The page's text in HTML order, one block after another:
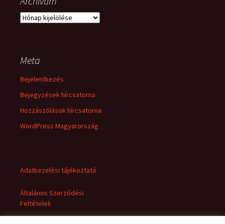
Archívum
Meta
Bejelentkezés
Bejegyzések hírcsatorna
Hozzászólások hírcsatorna
WordPress Magyarország
Adatkezelési tájékoztató
Általános Szerződési
Feltételek